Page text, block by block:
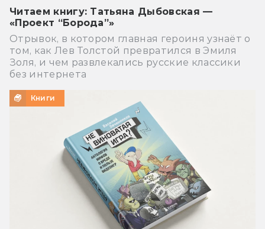
Читаем книгу: Татьяна Дыбовская —
«Проект “Борода”»
Отрывок, в котором главная героиня узнаёт о
том, как Лев Толстой превратился в Эмиля
Золя, и чем развлекались русские классики
без интернета
Книги